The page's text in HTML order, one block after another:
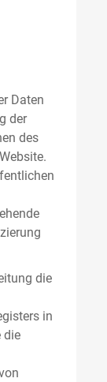
Daten
der
des
die
in
die